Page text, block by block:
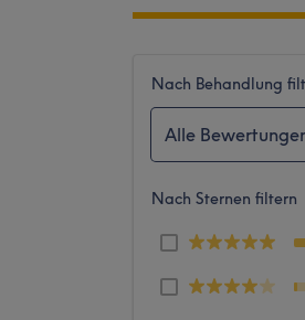
Nach Behandlung
Alle
Nach Sternen filtern